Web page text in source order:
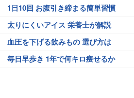
1日10回 お腹引き締まる簡単習慣
太りにくいアイス 栄養士が解説
血圧を下げる飲みもの 選び方は
毎日早歩き 1年で何キロ痩せるか